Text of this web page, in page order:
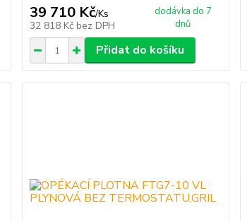
39 710 Kč/Ks
32 818 Kč bez DPH
dodávka do 7
dnů
Přidat do košíku